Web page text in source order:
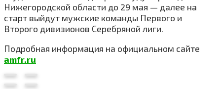
Нижегородской области до 29 мая — далее на
старт выйдут мужские команды Первого и
Второго дивизионов Серебряной лиги.
Подробная информация на официальном сайте
amfr.ru